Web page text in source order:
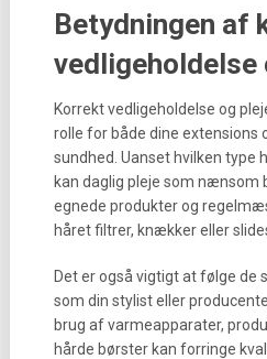
Betydningen af
vedligeholdelse
Korrekt vedligeholdelse og
rolle for både dine extensions
sundhed. Uanset hvilken type
kan daglig pleje som nænsom
egnede produkter og
håret filtrer, knækker eller
Det er også vigtigt at følge de
som din stylist eller
brug af varmeapparater,
hårde børster kan forringe